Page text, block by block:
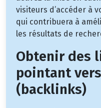
visiteurs d’accéder à
qui contribuera à
les résultats de
Obtenir des
pointant
(backlinks)